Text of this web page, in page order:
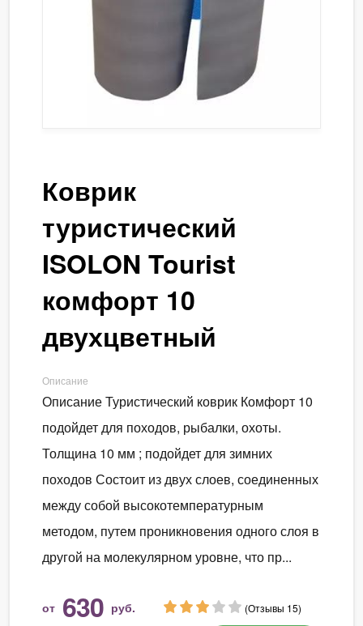
Коврик
туристический
ISOLON Tourist
комфорт 10
двухцветный
Описание
Описание Туристический коврик Комфорт 10
подойдет для походов, рыбалки, охоты.
Толщина 10 мм ; подойдет для зимних
походов Состоит из двух слоев, соединенных
между собой высокотемпературным
методом, путем проникновения одного слоя в
другой на молекулярном уровне, что пр...
от 630 руб. (Отзывы 15)